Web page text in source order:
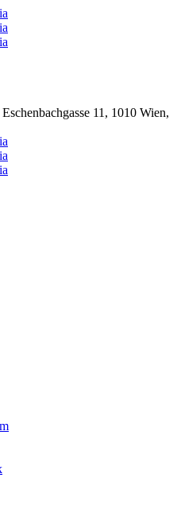
Eschenbachgasse 11, 1010 Wien,